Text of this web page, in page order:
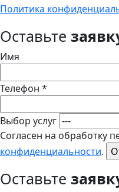
Политика
Оставьте
Имя
Телефон *
Выбор услуг
Согласен на обработку
конфиденциальности.
Оставьте